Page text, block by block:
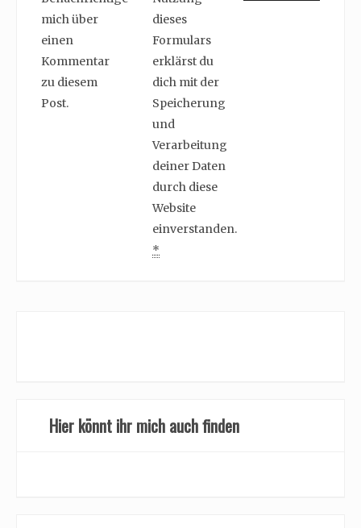
mich über
einen
Kommentar
zu diesem
Post.
dieses
Formulars
erklärst du
dich mit der
Speicherung
und
Verarbeitung
deiner Daten
durch diese
Website
einverstanden.
*
Hier könnt ihr mich auch finden